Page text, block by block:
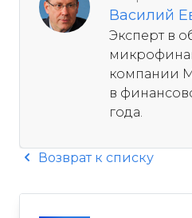
Василий
Эксперт в
компании
в
года.
Возврат к списку